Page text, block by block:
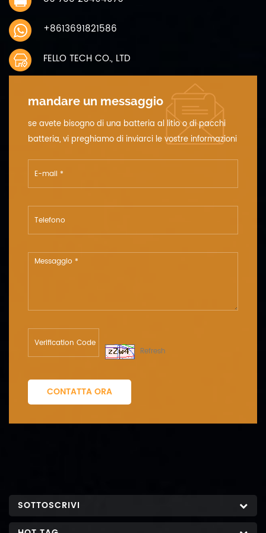
stoccaggio 6 mesi -10 ~ 30 ℃ 12
Conservazione umidità 45% ~
75 % parente umidità 13 peso
ca. 6.0g 14 ciclo vita 300 volte
capacity≥80%
+8613691821586
FELLO TECH CO., LTD
mandare un messaggio
se avete bisogno di una batteria al litio o di pacchi
batteria, vi preghiamo di inviarci le vostre informazioni
Refresh
CONTATTA ORA
SOTTOSCRIVI